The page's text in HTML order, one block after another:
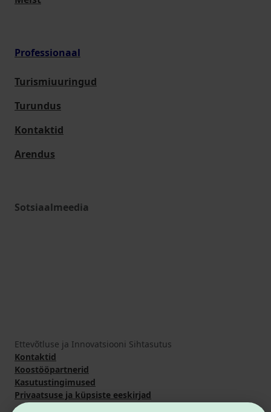
Professionaal
Turismiuuringud
Turundus
Kontaktid
Arendus
Sotsiaalmeedia
Ettevõtluse ja Innovatsiooni Sihtasutus
Kontaktid
Koostööpartnerid
Kasutustingimused
Privaatsuse ja küpsiste eeskirjad